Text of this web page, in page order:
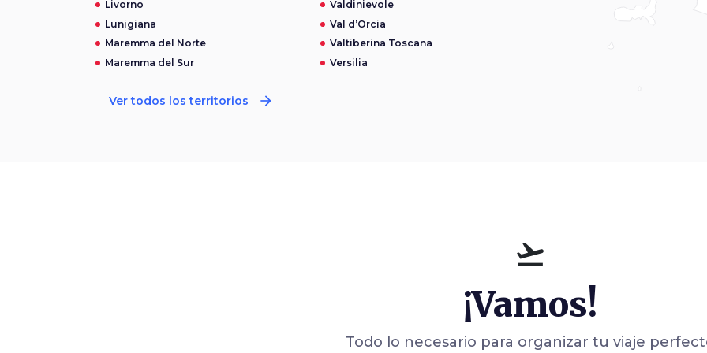
Livorno
Lunigiana
Maremma del Norte
Maremma del Sur
Valdinievole
Val d’Orcia
Valtiberina Toscana
Versilia
Ver todos los territorios arrow_forward
flight_takeoff
¡Vamos!
Todo lo necesario para organizar tu viaje